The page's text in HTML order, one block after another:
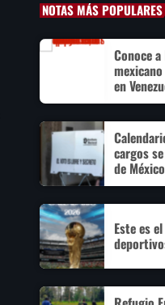
NOTAS MÁS POPULARES
Conoce
en
cargos
de
Este es